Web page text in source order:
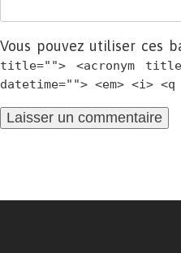
Vous pouvez utiliser ces
title=""> <acronym
datetime=""> <em> <i>